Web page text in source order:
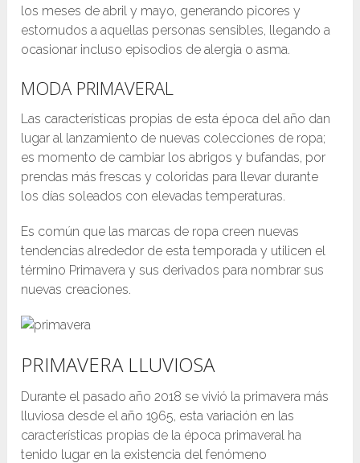
los meses de abril y mayo, generando picores y
estornudos a aquellas personas sensibles, llegando a
ocasionar incluso episodios de alergia o asma.
MODA PRIMAVERAL
Las características propias de esta época del año dan
lugar al lanzamiento de nuevas colecciones de ropa;
es momento de cambiar los abrigos y bufandas, por
prendas más frescas y coloridas para llevar durante
los días soleados con elevadas temperaturas.
Es común que las marcas de ropa creen nuevas
tendencias alrededor de esta temporada y utilicen el
término Primavera y sus derivados para nombrar sus
nuevas creaciones.
PRIMAVERA LLUVIOSA
Durante el pasado año 2018 se vivió la primavera más
lluviosa desde el año 1965, esta variación en las
características propias de la época primaveral ha
tenido lugar en la existencia del fenómeno